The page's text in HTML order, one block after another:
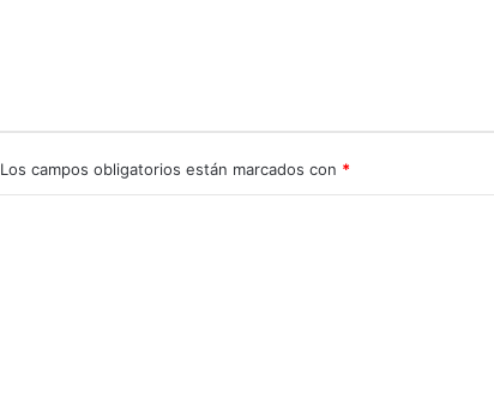
Los campos obligatorios están marcados con *